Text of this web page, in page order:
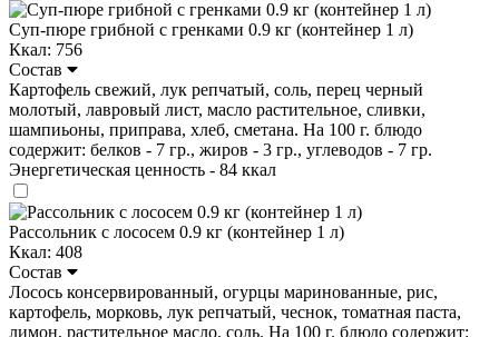
Суп-пюре грибной с гренками 0.9 кг (контейнер 1 л)
Ккал: 756
Состав
Картофель свежий, лук репчатый, соль, перец черный
молотый, лавровый лист, масло растительное, сливки,
шампиьоны, приправа, хлеб, сметана. На 100 г. блюдо
содержит: белков - 7 гр., жиров - 3 гр., углеводов - 7 гр.
Энергетическая ценность - 84 ккал
Рассольник с лососем 0.9 кг (контейнер 1 л)
Ккал: 408
Состав
Лосось консервированный, огурцы маринованные, рис,
картофель, морковь, лук репчатый, чеснок, томатная паста,
лимон, растительное масло. соль. На 100 г. блюдо содержит: